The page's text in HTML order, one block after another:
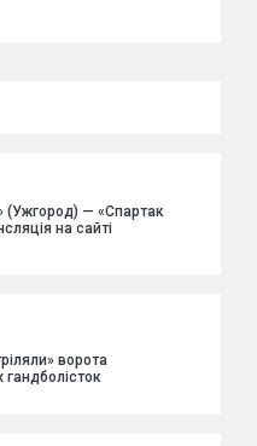
(Ужгород) — «Спартак
на сайті
ворота
гандболісток